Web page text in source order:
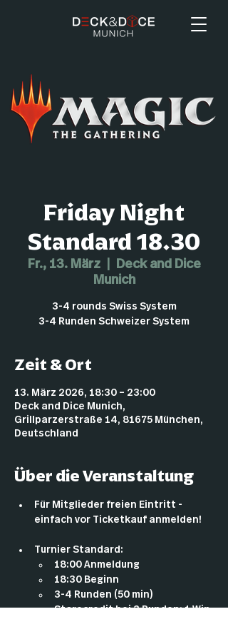
Friday Night
Standard 18.30
Fr., 13. März
  |
Deck and Dice
Munich
3-4 rounds Swiss System
3-4 Runden Schweizer System
Zeit & Ort
13. März 2026, 18:30 – 23:00
Deck and Dice Munich,
Grillparzerstraße 14, 81675 München,
Deutschland
Über die Veranstaltung
Für Mitglieder freien Eintritt -
einfach vor Ticketkauf anmelden!
Turnier Standard:
18:00 Anmeldung
18:30 Beginn
3-4 Runden (50 min)
Storecredit bei 3 Runden: 1 Win